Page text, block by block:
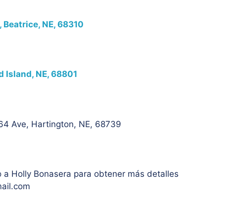
NE, 68310
Island, NE, 68801
Ave, Hartington, NE, 68739
Holly Bonasera para obtener más detalles